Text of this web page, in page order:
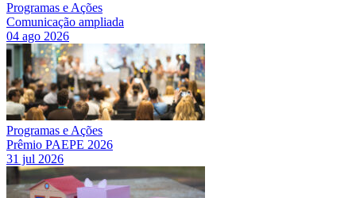
Programas e Ações
Comunicação ampliada
04 ago 2026
Programas e Ações
Prêmio PAEPE 2026
31 jul 2026